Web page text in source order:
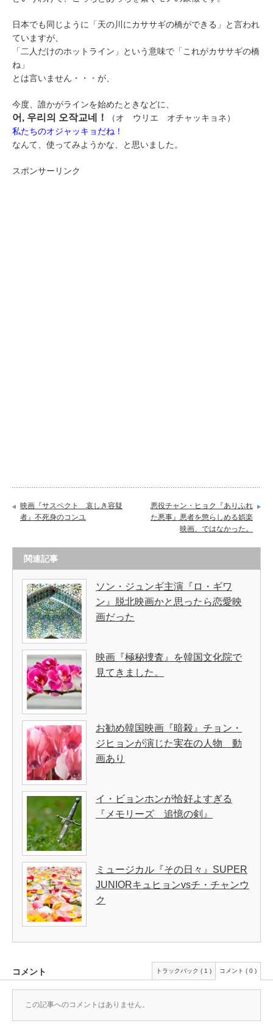
日本でも同じように「天の川にカササギの橋ができる」と言われ
ていますが、
「二人だけのホットライン」という意味で「これがカササギの橋
ね」
とは言いません・・・が、
今度、誰かがラインを始めたときなどに、
어, 우리의 오작교네！
（オ ウリエ オチャッキョネ）
私たちのオジャッキョだね！
なんて、使ってみようかな、と思いました。
スポンサーリンク
映画『サスペクト 哀しき容疑
者』不死身のコンユ
悪役チャン・ヒョク『ありふれ
た悪事』悪者を懲らしめる娯楽
映画、ではなかった。
関連記事
ソン・ジュンギ主演『ロ・ギワ
ン』脱北映画かと思ったら恋愛映
画だった
映画『極秘捜査』を韓国文化院で
見てきました。
お勧め韓国映画『暗殺』チョン・
ジヒョンが演じた実在の人物 動
画あり
イ・ビョンホンが恰好よすぎる
『メモリーズ 追憶の剣』
ミュージカル『その日々』SUPER
JUNIORキュヒョンvsチ・チャンウ
ク
コメント トラックバック ( 1 ) コメント ( 0 )
この記事へのコメントはありません。